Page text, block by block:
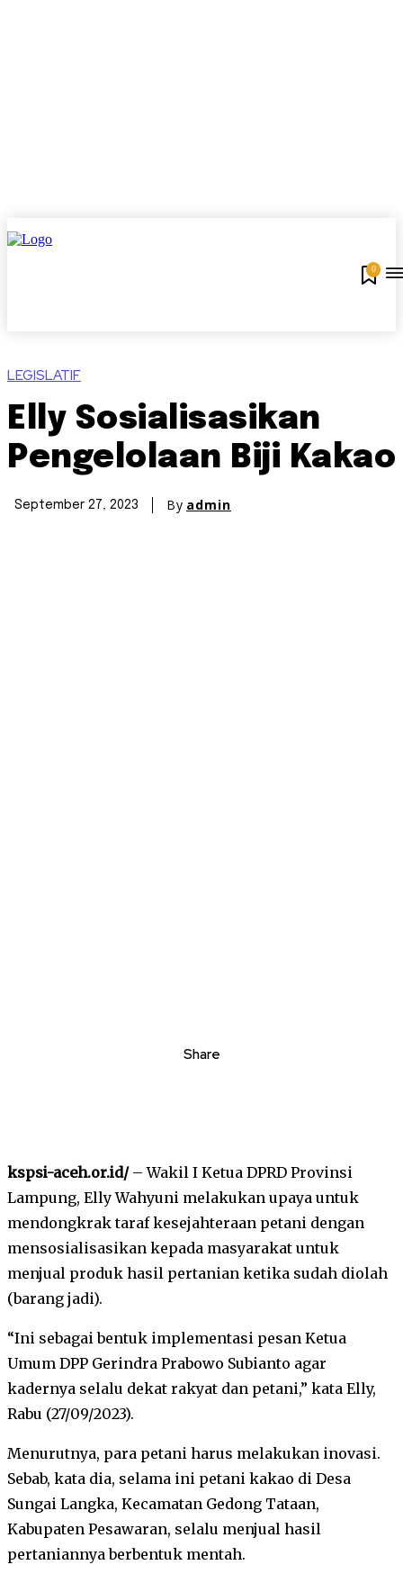
0
LEGISLATIF
Elly Sosialisasikan
Pengelolaan Biji Kakao
September 27, 2023 By admin
Share
kspsi-aceh.or.id/– Wakil I Ketua DPRD Provinsi
Lampung, Elly Wahyuni melakukan upaya untuk
mendongkrak taraf kesejahteraan petani dengan
mensosialisasikan kepada masyarakat untuk
menjual produk hasil pertanian ketika sudah diolah
(barang jadi).
“Ini sebagai bentuk implementasi pesan Ketua
Umum DPP Gerindra Prabowo Subianto agar
kadernya selalu dekat rakyat dan petani,” kata Elly,
Rabu (27/09/2023).
Menurutnya, para petani harus melakukan inovasi.
Sebab, kata dia, selama ini petani kakao di Desa
Sungai Langka, Kecamatan Gedong Tataan,
Kabupaten Pesawaran, selalu menjual hasil
pertaniannya berbentuk mentah.